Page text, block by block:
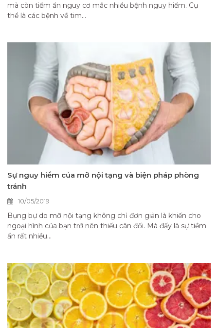
mà còn tiềm ẩn nguy cơ mắc nhiều bệnh nguy hiểm. Cụ
thể là các bệnh về tim...
Sự nguy hiểm của mỡ nội tạng và biện pháp phòng
tránh
10/05/2019
Bụng bự do mỡ nội tạng không chỉ đơn giản là khiến cho
ngoại hình của bạn trở nên thiếu cân đối. Mà đấy là sự tiềm
ẩn rất nhiều...